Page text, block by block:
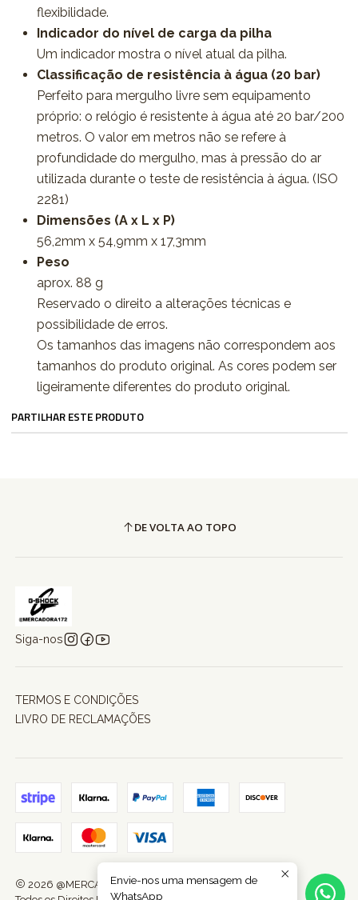
flexibilidade.
Indicador do nível de carga da pilha
Um indicador mostra o nível atual da pilha.
Classificação de resistência à água (20 bar)
Perfeito para mergulho livre sem equipamento
próprio: o relógio é resistente à água até 20 bar/200
metros. O valor em metros não se refere à
profundidade do mergulho, mas à pressão do ar
utilizada durante o teste de resistência à água. (ISO
2281)
Dimensões (A x L x P)
56,2mm x 54,9mm x 17,3mm
Peso
aprox. 88 g
Reservado o direito a alterações técnicas e
possibilidade de erros.
Os tamanhos das imagens não correspondem aos
tamanhos do produto original. As cores podem ser
ligeiramente diferentes do produto original.
PARTILHAR ESTE PRODUTO
DE VOLTA AO TOPO
Siga-nos
TERMOS E CONDIÇÕES
LIVRO DE RECLAMAÇÕES
2026 @MERCADORA172.Envie-nos uma mensagem de
WhatsApp